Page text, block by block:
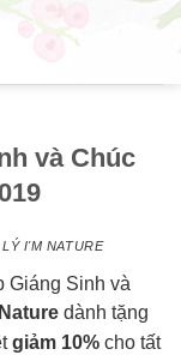
và Chúc
I'M NATURE
Giáng Sinh và
dành tặng
giảm 10% cho tất